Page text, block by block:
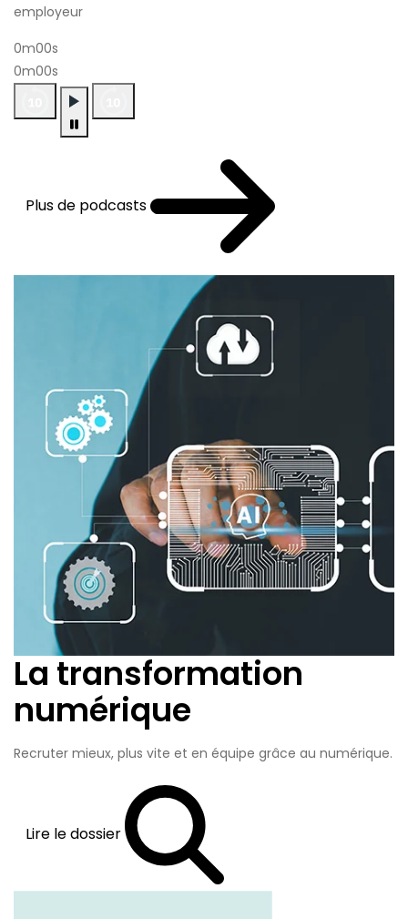
employeur
0m00s
0m00s
Plus de podcasts
La transformation
numérique
Recruter mieux, plus vite et en équipe grâce au numérique.
Lire le dossier